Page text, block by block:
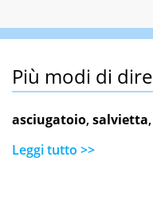
Più modi di
asciugatoio,salvietta,
Leggi tutto >>